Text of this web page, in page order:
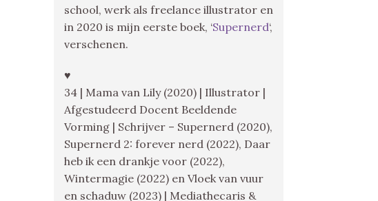
school, werk als freelance illustrator en
in 2020 is mijn eerste boek, ‘Supernerd‘,
verschenen.
♥
34 | Mama van Lily (2020) | Illustrator |
Afgestudeerd Docent Beeldende
Vorming | Schrijver – Supernerd (2020),
Supernerd 2: forever nerd (2022), Daar
heb ik een drankje voor (2022),
Wintermagie (2022) en Vloek van vuur
en schaduw (2023) | Mediathecaris &